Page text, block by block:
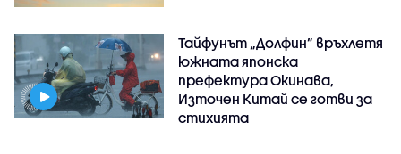
Тайфунът „Долфин” връхлетя
южната японска
префектура Окинава,
Източен Китай се готви за
стихията